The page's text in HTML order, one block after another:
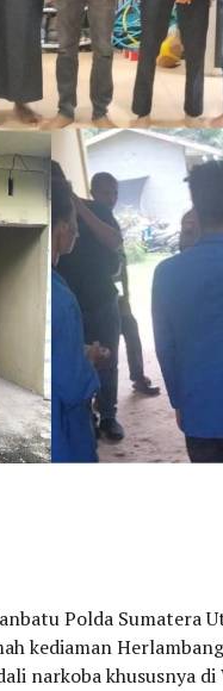
Polda Sumatera
kediaman
narkoba khususnya